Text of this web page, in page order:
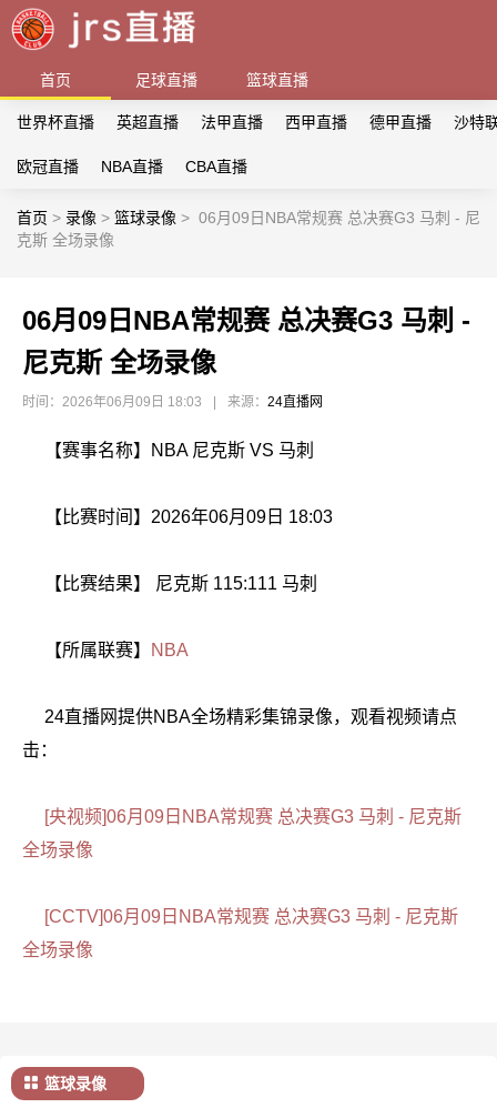
首页 足球直播 篮球直播
世界杯直播 英超直播 法甲直播 西甲直播 德甲直播 沙特
欧冠直播 NBA直播 CBA直播
首页 > 录像 > 篮球录像 > 06月09日NBA常规赛 总决赛G3 马刺 - 尼
克斯 全场录像
06月09日NBA常规赛 总决赛G3 马刺 -
尼克斯 全场录像
时间：2026年06月09日 18:03 来源： 24直播网
【赛事名称】NBA 尼克斯 VS 马刺
【比赛时间】2026年06月09日 18:03
【比赛结果】 尼克斯 115:111 马刺
【所属联赛】 NBA
24直播网提供NBA全场精彩集锦录像，观看视频请点
击：
[央视频]06月09日NBA常规赛 总决赛G3 马刺 - 尼克斯
全场录像
[CCTV]06月09日NBA常规赛 总决赛G3 马刺 - 尼克斯
全场录像
篮球录像